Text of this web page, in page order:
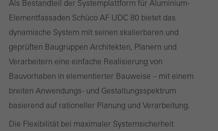
Als Bestandteil der Systemplattform für Aluminium-
Elementfassaden Schüco AF UDC 80 bietet das
dynamische System mit seinen skalierbaren und
geprüften Baugruppen Architekten, Planern und
Verarbeitern eine einfache Realisierung von
Bauvorhaben in elementierter Bauweise – mit einem
breiten Anwendungs- und Gestaltungsspektrum
basierend auf rationeller Planung und Verarbeitung.
Die Flexibilität bei maximaler Systemsicherheit
Diese Cookies werden zu statistischen Zwecken gesetzt, um die